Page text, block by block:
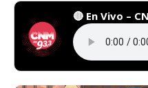
🔴 En Vivo –